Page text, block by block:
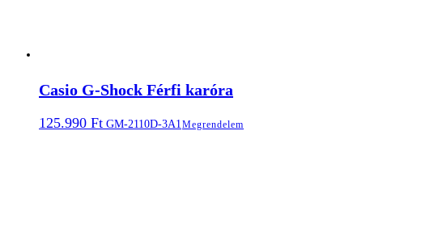
Casio G-Shock Férfi karóra
125.990 Ft GM-2110D-3A1Megrendelem